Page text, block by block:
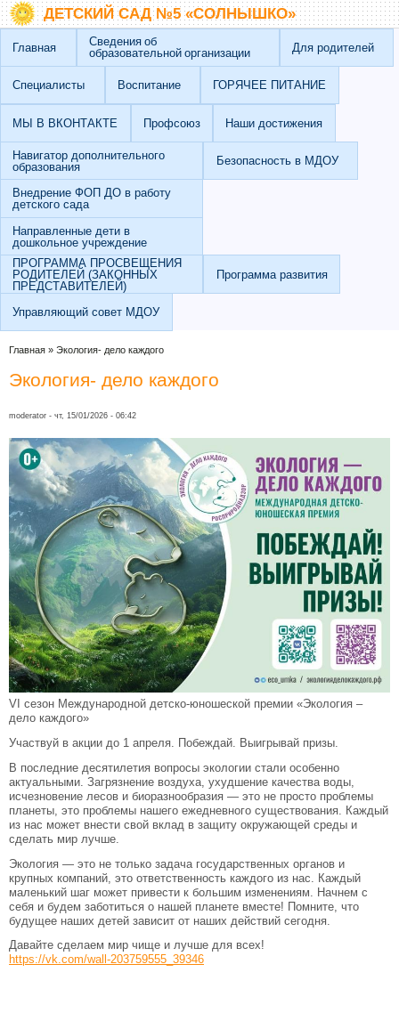
Перейти к основному содержанию
Skip to searchДЕТСКИЙ САД №5 «СОЛНЫШКО»
Главная
Сведения об
образовательной организации
Для родителей
Специалисты Воспитание ГОРЯЧЕЕ ПИТАНИЕ
МЫ В ВКОНТАКТЕ Профсоюз Наши достижения
Навигатор дополнительного
образования
Безопасность в МДОУ
Внедрение ФОП ДО в работу
детского сада
Направленные дети в
дошкольное учреждение
ПРОГРАММА ПРОСВЕЩЕНИЯ
РОДИТЕЛЕЙ (ЗАКОННЫХ
ПРЕДСТАВИТЕЛЕЙ)
Программа развития
Управляющий совет МДОУ
Вы здесь
Главная » Экология- дело каждого
Экология- дело каждого
moderator - чт, 15/01/2026 - 06:42
VI сезон Международной детско-юношеской премии «Экология –
дело каждого»
Участвуй в акции до 1 апреля. Побеждай. Выигрывай призы.
В последние десятилетия вопросы экологии стали особенно
актуальными. Загрязнение воздуха, ухудшение качества воды,
исчезновение лесов и биоразнообразия — это не просто проблемы
планеты, это проблемы нашего ежедневного существования. Каждый
из нас может внести свой вклад в защиту окружающей среды и
сделать мир лучше.
Экология — это не только задача государственных органов и
крупных компаний, это ответственность каждого из нас. Каждый
маленький шаг может привести к большим изменениям. Начнем с
себя и будем заботиться о нашей планете вместе! Помните, что
будущее наших детей зависит от наших действий сегодня.
Давайте сделаем мир чище и лучше для всех!
https://vk.com/wall-203759555_39346